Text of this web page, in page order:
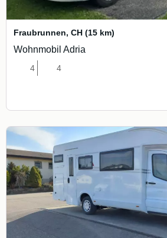
Fraubrunnen, CH (15 km)
Wohnmobil Adria
4 4